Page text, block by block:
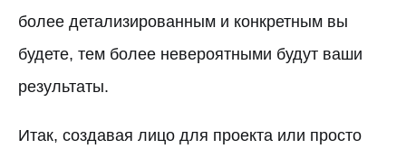
более детализированным и конкретным вы
будете, тем более невероятными будут ваши
результаты.
Итак, создавая лицо для проекта или просто